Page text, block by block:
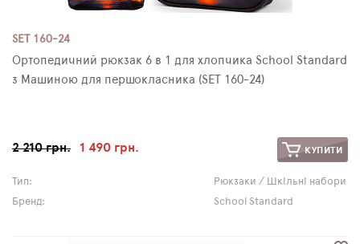
SET 160-24
Ортопедичний рюкзак 6 в 1 для хлопчика School Standard
з Машиною для першокласника (SET 160-24)
2 210 грн. 1 490 грн. КУПИТИ
Тип:
Рюкзаки / Шкільні набори
Бренд:
School Standard